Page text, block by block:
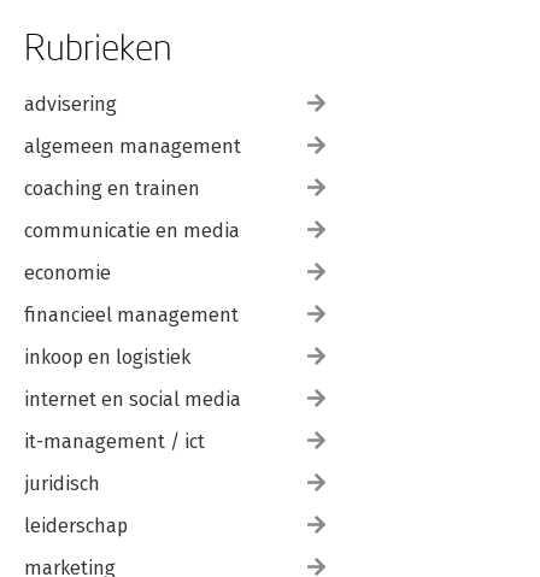
Rubrieken
advisering
algemeen management
coaching en trainen
communicatie en media
economie
financieel management
inkoop en logistiek
internet en social media
it-management / ict
juridisch
leiderschap
marketing